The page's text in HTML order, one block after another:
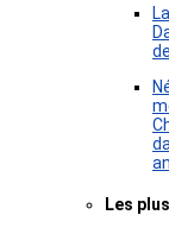
Les